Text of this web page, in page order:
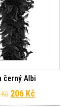
Kč.
černý Albi
Kč Původní cena
206 Kč